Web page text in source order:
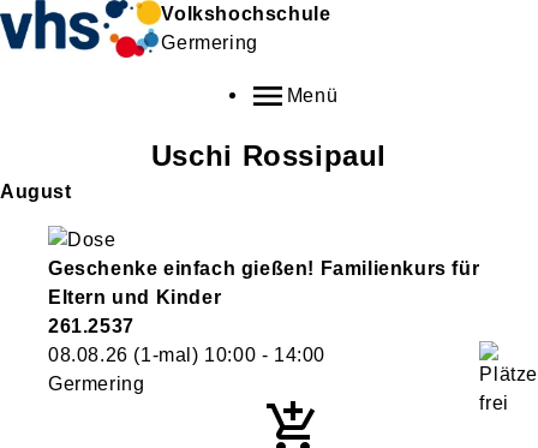
Volkshochschule
Germering
Menü
Uschi Rossipaul
August
Geschenke einfach gießen! Familienkurs für
Eltern und Kinder
261.2537
08.08.26 (1-mal) 10:00 - 14:00
Germering